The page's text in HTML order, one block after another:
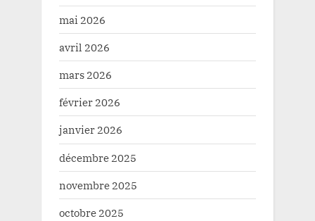
mai 2026
avril 2026
mars 2026
février 2026
janvier 2026
décembre 2025
novembre 2025
octobre 2025